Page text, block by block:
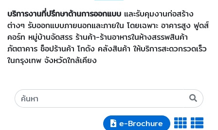
บริการงานที่ปรึกษาด้านการออกแบบ และรับคุมงานก่อสร้าง
ต่างๆ รับออกแบบภายนอกและภายใน โดยเฉพาะ อาคารสูง ฟูดส์
คอร์ท หมู่บ้านจัดสรร ร้านค้า-ร้านอาหารในห้างสรรพสินค้า
ภัตตาคาร ช็อปร้านค้า โกดัง คลังสินค้า ให้บริการสะดวกรวดเร็ว
ในกรุงเทพ จังหวัดใกล้เคียง
e-Brochure